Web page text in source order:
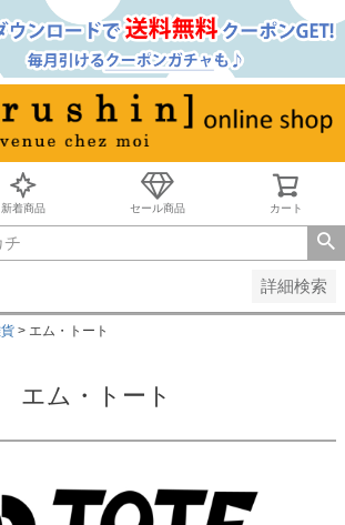
新着商品 セール商品 カート
詳細検索
ット順
エム・トート
エム・トート